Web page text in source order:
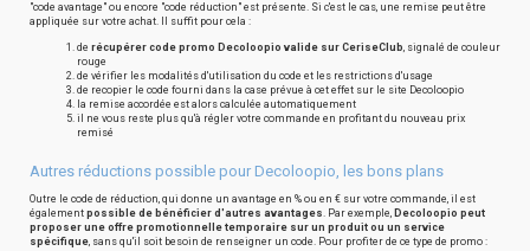
"code avantage" ou encore "code réduction" est présente. Si c'est le cas, une remise peut être
appliquée sur votre achat. Il suffit pour cela :
de récupérer code promo Decoloopio valide sur CeriseClub, signalé de couleur
rouge
de vérifier les modalités d'utilisation du code et les restrictions d'usage
de recopier le code fourni dans la case prévue à cet effet sur le site Decoloopio
la remise accordée est alors calculée automatiquement
il ne vous reste plus qu'à régler votre commande en profitant du nouveau prix
remisé
Autres réductions possible pour Decoloopio, les bons plans
Outre le code de réduction, qui donne un avantage en % ou en € sur votre commande, il est
également possible de bénéficier d'autres avantages. Par exemple, Decoloopio peut
proposer une offre promotionnelle temporaire sur un produit ou un service
spécifique, sans qu'il soit besoin de renseigner un code. Pour profiter de ce type de promo :